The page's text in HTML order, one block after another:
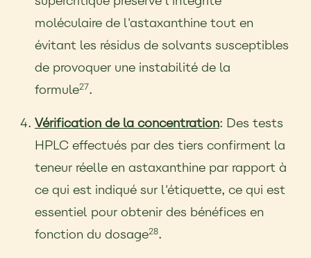
moléculaire de l'astaxanthine tout en
évitant les résidus de solvants susceptibles
de provoquer une instabilité de la
formule27.
Vérification de la concentration: Des tests
HPLC effectués par des tiers confirment la
teneur réelle en astaxanthine par rapport à
ce qui est indiqué sur l'étiquette, ce qui est
essentiel pour obtenir des bénéfices en
fonction du dosage28.